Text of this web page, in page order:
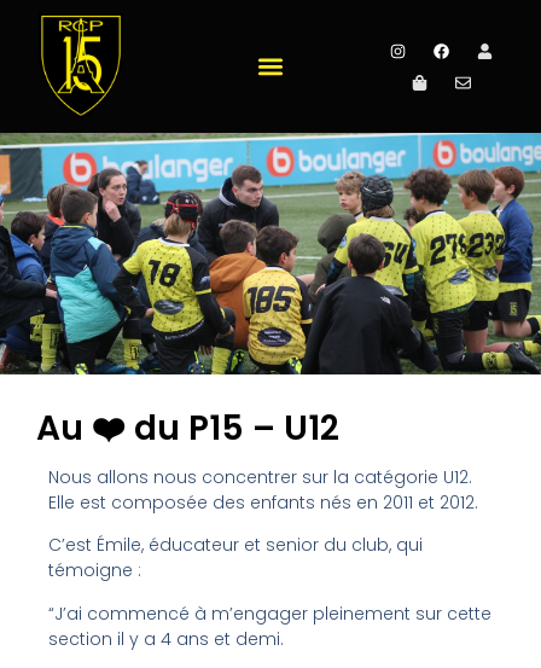
Au ❤️ du P15 – U12
Nous allons nous concentrer sur la catégorie U12.
Elle est composée des enfants nés en 2011 et 2012.
C’est Émile, éducateur et senior du club, qui
témoigne :
“J’ai commencé à m’engager pleinement sur cette
section il y a 4 ans et demi.